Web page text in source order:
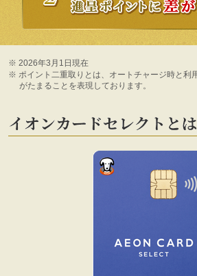
※ 2026年3月1日現在
※ ポイント二重取りとは、オートチャージ時と利
がたまることを表現しております。